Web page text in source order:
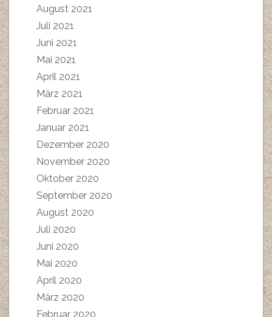
August 2021
Juli 2021
Juni 2021
Mai 2021
April 2021
März 2021
Februar 2021
Januar 2021
Dezember 2020
November 2020
Oktober 2020
September 2020
August 2020
Juli 2020
Juni 2020
Mai 2020
April 2020
März 2020
Februar 2020